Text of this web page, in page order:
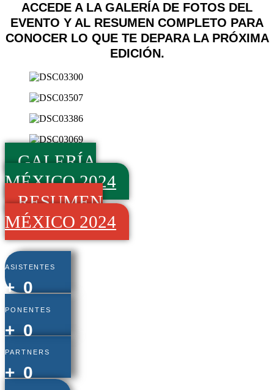
ACCEDE A LA GALERÍA DE FOTOS DEL
EVENTO Y AL RESUMEN COMPLETO PARA
CONOCER LO QUE TE DEPARA LA PRÓXIMA
EDICIÓN.
GALERÍA
MÉXICO 2024
RESUMEN
MÉXICO 2024
ASISTENTES
+ 0
PONENTES
+ 0
PARTNERS
+ 0